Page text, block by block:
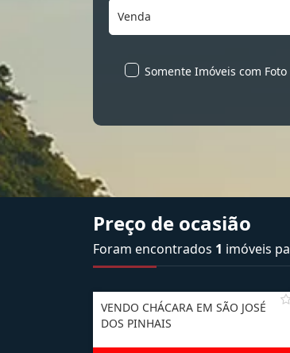
Venda
Somente Imóveis com Foto
Preço de ocasião
Foram encontrados 1 imóveis
VENDO CHÁCARA EM SÃO JOSÉ
DOS PINHAIS